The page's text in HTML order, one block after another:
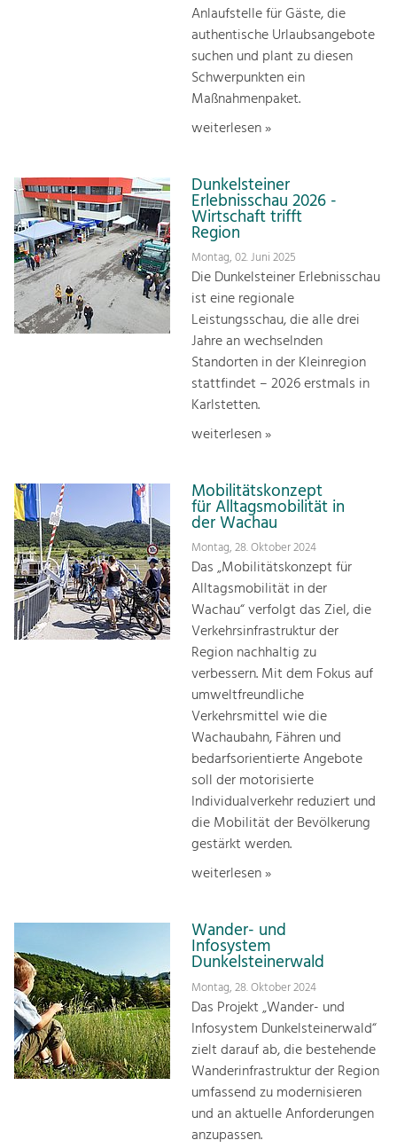
Anlaufstelle für Gäste, die
authentische Urlaubsangebote
suchen und plant zu diesen
Schwerpunkten ein
Maßnahmenpaket.
weiterlesen »
Dunkelsteiner
Erlebnisschau 2026 -
Wirtschaft trifft
Region
Montag, 02. Juni 2025
Die Dunkelsteiner Erlebnisschau
ist eine regionale
Leistungsschau, die alle drei
Jahre an wechselnden
Standorten in der Kleinregion
stattfindet – 2026 erstmals in
Karlstetten.
weiterlesen »
Mobilitätskonzept
für Alltagsmobilität in
der Wachau
Montag, 28. Oktober 2024
Das „Mobilitätskonzept für
Alltagsmobilität in der
Wachau“ verfolgt das Ziel, die
Verkehrsinfrastruktur der
Region nachhaltig zu
verbessern. Mit dem Fokus auf
umweltfreundliche
Verkehrsmittel wie die
Wachaubahn, Fähren und
bedarfsorientierte Angebote
soll der motorisierte
Individualverkehr reduziert und
die Mobilität der Bevölkerung
gestärkt werden.
weiterlesen »
Wander- und
Infosystem
Dunkelsteinerwald
Montag, 28. Oktober 2024
Das Projekt „Wander- und
Infosystem Dunkelsteinerwald“
zielt darauf ab, die bestehende
Wanderinfrastruktur der Region
umfassend zu modernisieren
und an aktuelle Anforderungen
anzupassen.